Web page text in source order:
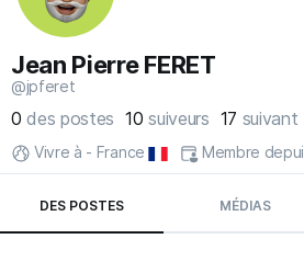
Jean Pierre FERET
@jpferet
0des postes 10suiveurs 17 suivant
Vivre à - France Membre
DES POSTES MÉDIAS